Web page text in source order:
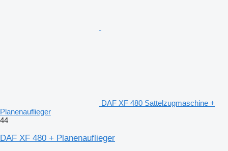
DAF XF 480 Sattelzugmaschine +
Planenauflieger
44
DAF XF 480 + Planenauflieger